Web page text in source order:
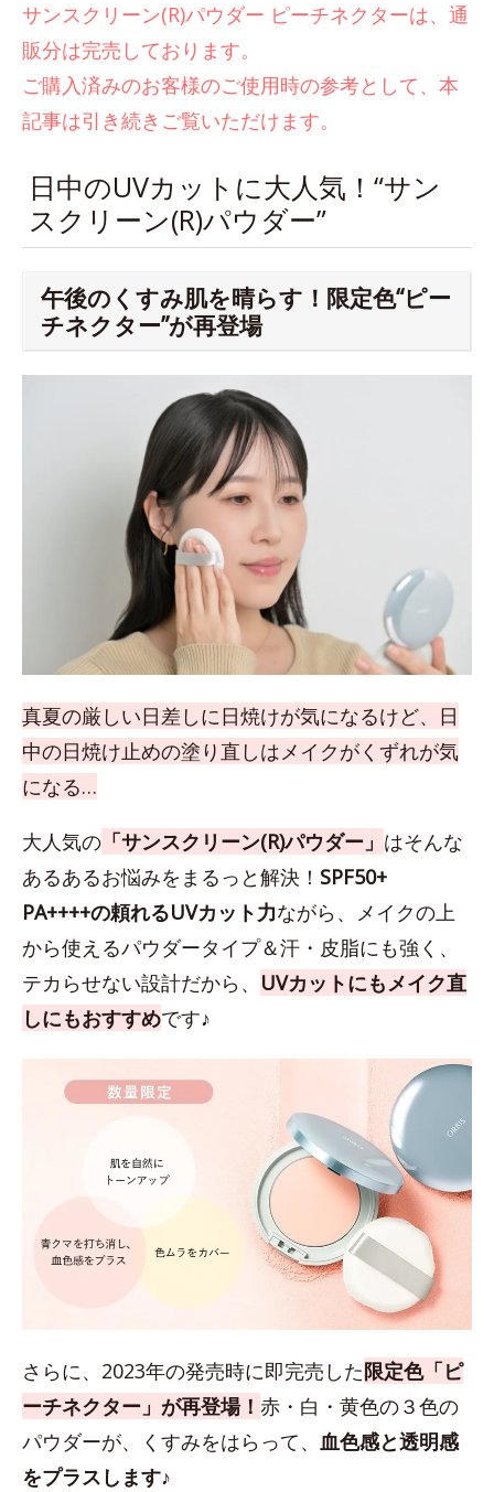
サンスクリーン(R)パウダー ピーチネクターは、通
販分は完売しております。
ご購入済みのお客様のご使用時の参考として、本
記事は引き続きご覧いただけます。
日中のUVカットに大人気！“サン
スクリーン(R)パウダー”
午後のくすみ肌を晴らす！限定色“ピー
チネクター”が再登場
真夏の厳しい日差しに日焼けが気になるけど、日
中の日焼け止めの塗り直しはメイクがくずれが気
になる…
大人気の 「サンスクリーン(R)パウダー」 はそんな
あるあるお悩みをまるっと解決！ SPF50+
PA++++の頼れるUVカット力ながら、メイクの上
から使えるパウダータイプ＆汗・皮脂にも強く、
テカらせない設計だから、 UVカットにもメイク直
しにもおすすめです♪
さらに、2023年の発売時に即完売した限定色「ピ
ーチネクター」が再登場！ 赤・白・黄色の３色の
パウダーが、くすみをはらって、 血色感と透明感
をプラスします♪